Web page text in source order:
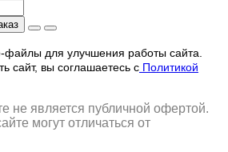
для улучшения работы сайта.
сайт, вы соглашаетесь с Политикой
не является публичной офертой.
могут отличаться от